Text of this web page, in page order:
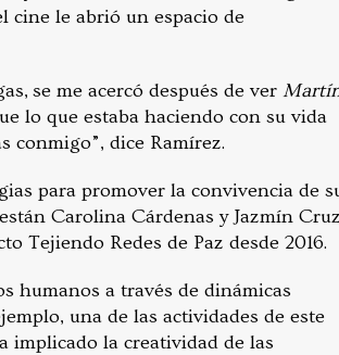
cine le abrió un espacio de
se me acercó después de ver
lo que estaba haciendo con su vida
conmigo”, dice Ramírez.
para promover la convivencia de
Carolina Cárdenas y Jazmín
Tejiendo Redes de Paz desde 2016.
humanos a través de dinámicas
una de las actividades de este
implicado la creatividad de las